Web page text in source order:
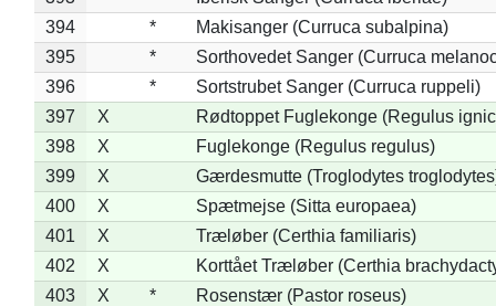
394
*
Makisanger (Curruca subalpina)
395
*
Sorthovedet Sanger (Curruca
396
*
Sortstrubet Sanger (Curruca ruppeli)
397
X
Rødtoppet Fuglekonge (Regulus
398
X
Fuglekonge (Regulus regulus)
399
X
Gærdesmutte (Troglodytes
400
X
Spætmejse (Sitta europaea)
401
X
Træløber (Certhia familiaris)
402
X
Korttået Træløber (Certhia
403
X * Rosenstær (Pastor roseus)